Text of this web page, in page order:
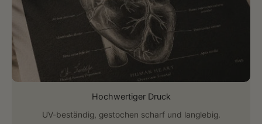
Hochwertiger Druck
UV-beständig, gestochen scharf und langlebig.